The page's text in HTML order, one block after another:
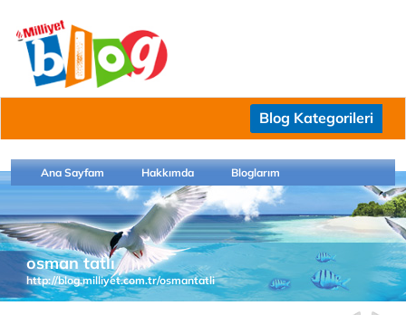
Blog Kategorileri
Ana Sayfam Hakkımda Bloglarım
osman tatlı
http://blog.milliyet.com.tr/osmantatli